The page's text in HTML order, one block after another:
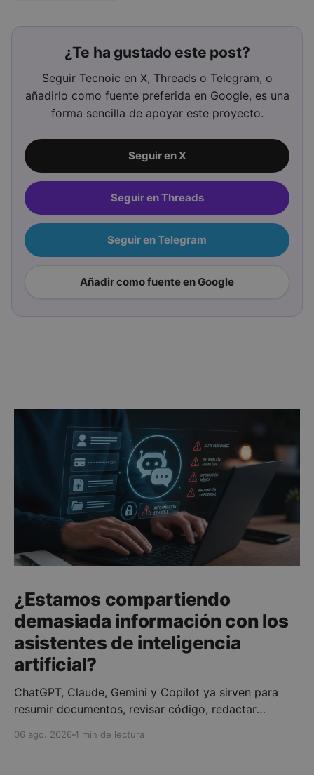
¿Te ha gustado este post?
Seguir Tecnoic en X, Threads o Telegram, o
añadirlo como fuente preferida en Google, es una
forma sencilla de apoyar este proyecto.
Seguir en X
Seguir en Threads
Seguir en Telegram
Añadir como fuente en Google
¿Estamos compartiendo
demasiada información con los
asistentes de inteligencia
artificial?
ChatGPT, Claude, Gemini y Copilot ya sirven para
resumir documentos, revisar código, redactar
conversacional invita a escribir con naturalidad y,
06 ago. 2026 4 min de lectura